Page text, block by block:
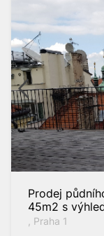
Prodej
45m2 s
, Praha 1